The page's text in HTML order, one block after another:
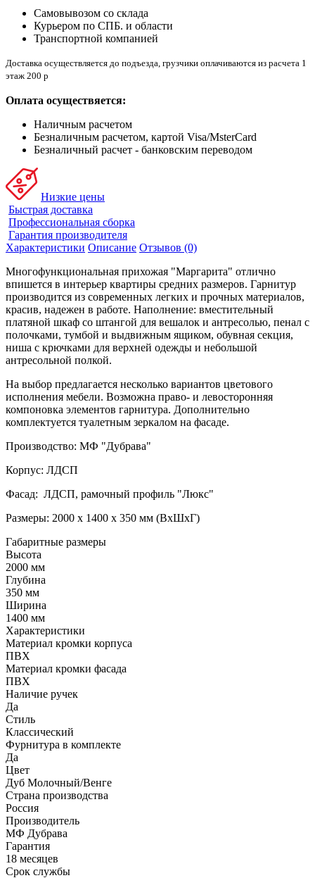
Самовывозом со склада
Курьером по СПБ. и области
Транспортной компанией
Доставка осуществляется до подъезда, грузчики оплачиваются из расчета 1
этаж 200 р
Оплата осуществяется:
Наличным расчетом
Безналичным расчетом, картой Visa/MsterCard
Безналичный расчет - банковским переводом
Низкие цены
Быстрая доставка
Профессиональная сборка
Гарантия производителя
Характеристики Описание Отзывов (0)
Многофункциональная прихожая "Маргарита" отлично
впишется в интерьер квартиры средних размеров. Гарнитур
производится из современных легких и прочных материалов,
красив, надежен в работе. Наполнение: вместительный
платяной шкаф со штангой для вешалок и антресолью, пенал с
полочками, тумбой и выдвижным ящиком, обувная секция,
ниша с крючками для верхней одежды и небольшой
антресольной полкой.
На выбор предлагается несколько вариантов цветового
исполнения мебели. Возможна право- и левосторонняя
компоновка элементов гарнитура. Дополнительно
комплектуется туалетным зеркалом на фасаде.
Производство: МФ "Дубрава"
Корпус: ЛДСП
Фасад: ЛДСП, рамочный профиль "Люкс"
Размеры: 2000 х 1400 х 350 мм (ВхШхГ)
Габаритные размеры
Высота
2000 мм
Глубина
350 мм
Ширина
1400 мм
Характеристики
Материал кромки корпуса
ПВХ
Материал кромки фасада
ПВХ
Наличие ручек
Да
Стиль
Классический
Фурнитура в комплекте
Да
Цвет
Дуб Молочный/Венге
Страна производства
Россия
Производитель
МФ Дубрава
Гарантия
18 месяцев
Срок службы